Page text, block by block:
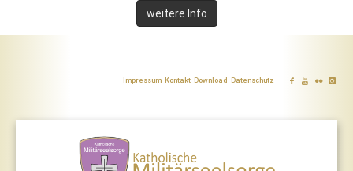
weitere Info
Impressum Kontakt Download Datenschutz